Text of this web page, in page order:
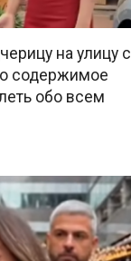
на улицу с
содержимое
обо всем